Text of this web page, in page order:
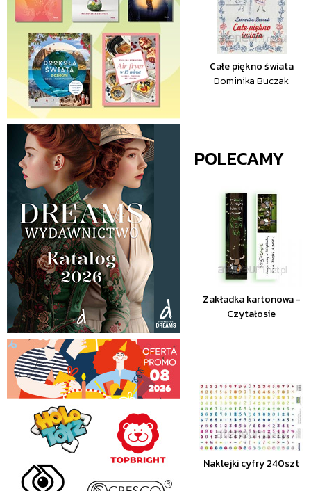
Całe piękno świata
Dominika Buczak
POLECAMY
Zakładka kartonowa -
Czytałosie
Naklejki cyfry 240szt